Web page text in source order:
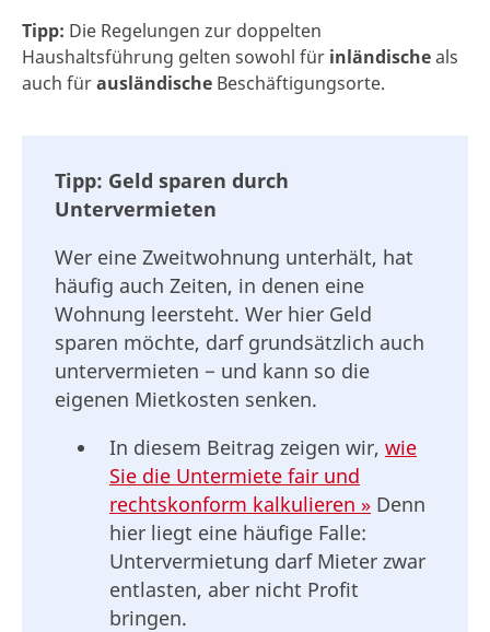
Tipp: Die Regelungen zur doppelten
Haushaltsführung gelten sowohl für inländischeals
auch fürausländische Beschäftigungsorte.
Tipp: Geld sparen durch
Untervermieten
Wer eine Zweitwohnung unterhält, hat
häufig auch Zeiten, in denen eine
Wohnung leersteht. Wer hier Geld
sparen möchte, darf grundsätzlich auch
untervermieten − und kann so die
eigenen Mietkosten senken.
In diesem Beitrag zeigen wir, wie
Sie die Untermiete fair und
rechtskonform kalkulieren » Denn
hier liegt eine häufige Falle:
Untervermietung darf Mieter zwar
entlasten, aber nicht Profit
bringen.